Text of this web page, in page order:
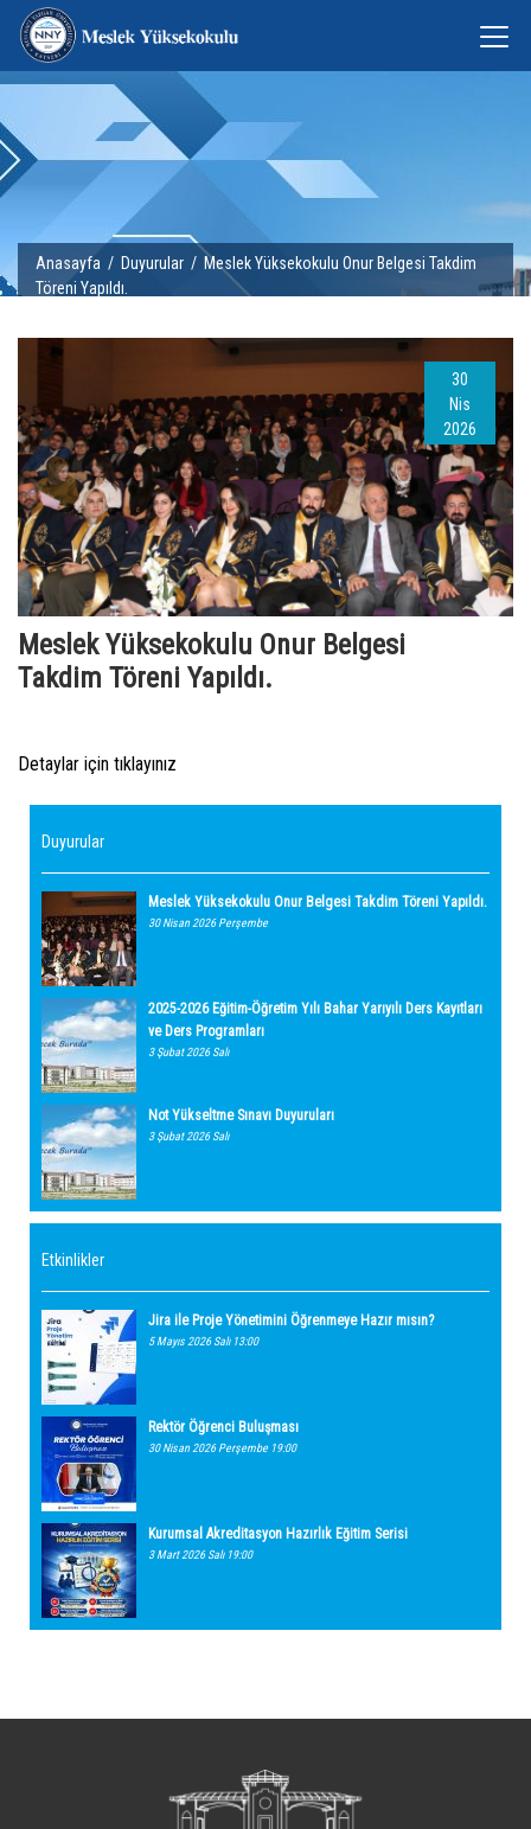
Anasayfa / Duyurular / Meslek Yüksekokulu Onur Belgesi Takdim
Töreni Yapıldı.
30
Nis
2026
Meslek Yüksekokulu Onur Belgesi
Takdim Töreni Yapıldı.
Detaylar için tıklayınız
Duyurular
Meslek Yüksekokulu Onur Belgesi Takdim Töreni Yapıldı.
30 Nisan 2026 Perşembe
2025-2026 Eğitim-Öğretim Yılı Bahar Yarıyılı Ders Kayıtları
ve Ders Programları
3 Şubat 2026 Salı
Not Yükseltme Sınavı Duyuruları
3 Şubat 2026 Salı
Etkinlikler
Jira ile Proje Yönetimini Öğrenmeye Hazır mısın?
5 Mayıs 2026 Salı 13:00
Rektör Öğrenci Buluşması
30 Nisan 2026 Perşembe 19:00
Kurumsal Akreditasyon Hazırlık Eğitim Serisi
3 Mart 2026 Salı 19:00